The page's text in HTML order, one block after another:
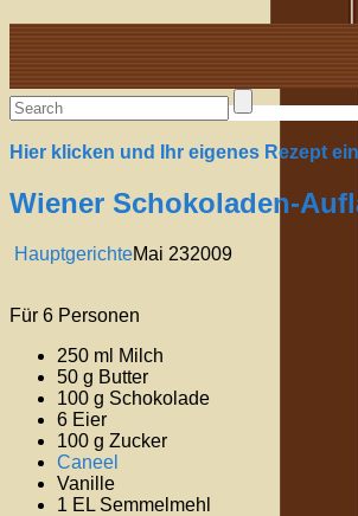
Alte Rezepte online
Hier klicken und Ihr eigenes Rezept
Wiener Schokoladen-
HauptgerichteMai 232009
Für 6 Personen
250 ml Milch
50 g Butter
100 g Schokolade
6 Eier
100 g Zucker
Caneel
Vanille
1 EL Semmelmehl